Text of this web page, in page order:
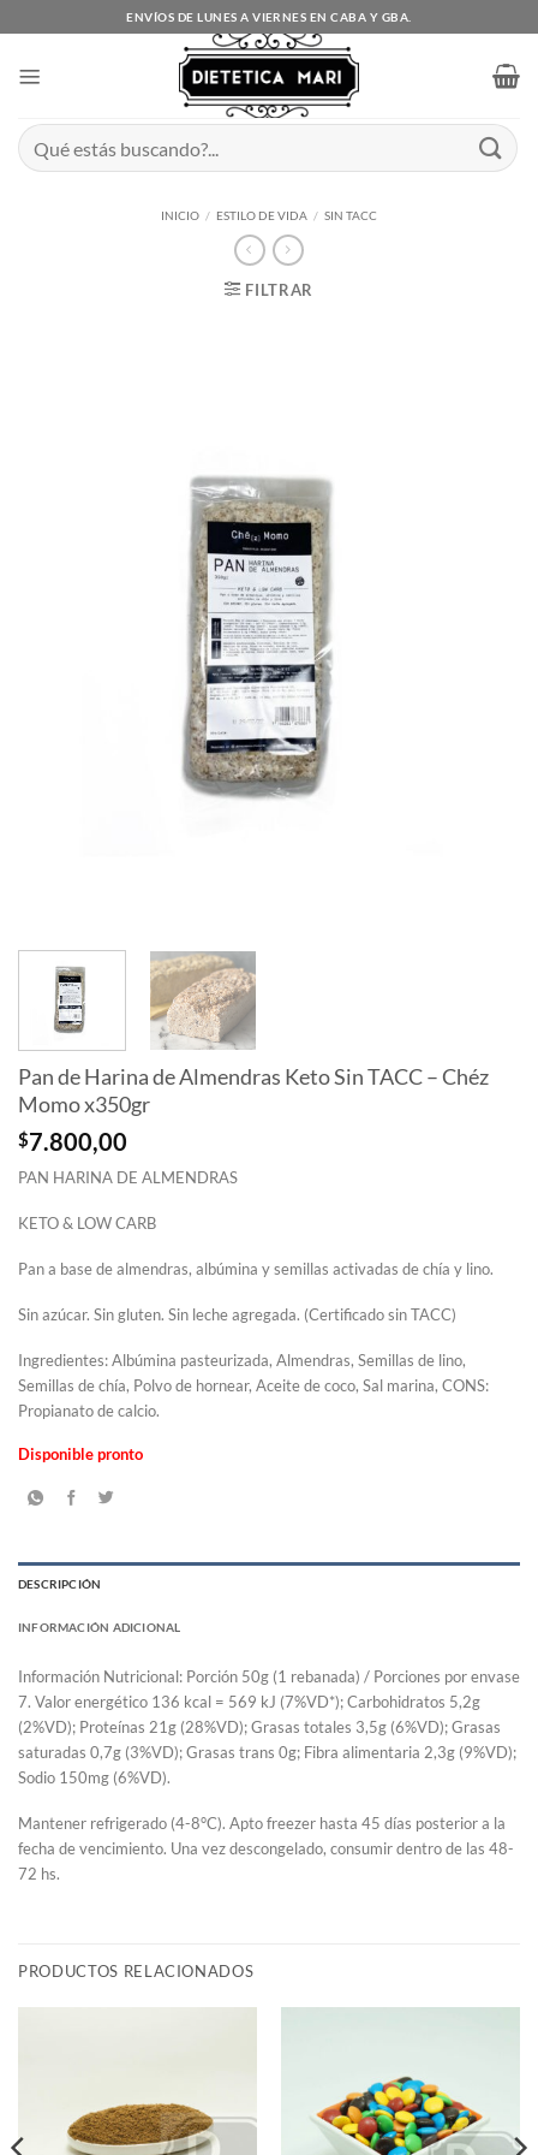
al
ENVÍOS DE LUNES A VIERNES EN CABA Y GBA.
Buscar
por:
INICIO / ESTILO DE VIDA / SIN TACC
FILTRAR
Pan de Harina de Almendras Keto Sin TACC – Chéz
Momo x350gr
$7.800,00
PAN HARINA DE ALMENDRAS
KETO & LOW CARB
Pan a base de almendras, albúmina y semillas activadas de chía y lino.
Sin azúcar. Sin gluten. Sin leche agregada. (Certificado sin TACC)
Ingredientes: Albúmina pasteurizada, Almendras, Semillas de lino,
Semillas de chía, Polvo de hornear, Aceite de coco, Sal marina, CONS:
Propianato de calcio.
Disponible pronto
DESCRIPCIÓN
INFORMACIÓN ADICIONAL
Información Nutricional: Porción 50g (1 rebanada) / Porciones por envase
7. Valor energético 136 kcal = 569 kJ (7%VD*); Carbohidratos 5,2g
(2%VD); Proteínas 21g (28%VD); Grasas totales 3,5g (6%VD); Grasas
saturadas 0,7g (3%VD); Grasas trans 0g; Fibra alimentaria 2,3g (9%VD);
Sodio 150mg (6%VD).
Mantener refrigerado (4-8°C). Apto freezer hasta 45 días posterior a la
fecha de vencimiento. Una vez descongelado, consumir dentro de las 48-
72 hs.
PRODUCTOS RELACIONADOS